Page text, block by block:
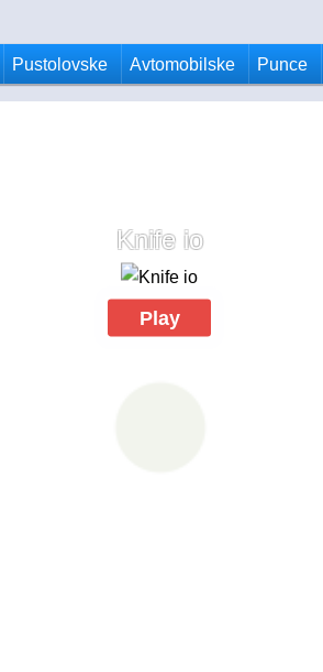
Pustolovske Avtomobilske Punce
Knife io
Play